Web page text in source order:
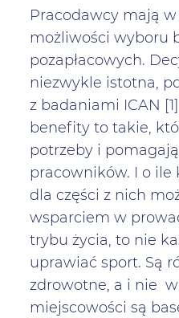
Pracodawcy mają
możliwości wyboru
pozapłacowych.
niezwykle istotna,
z badaniami ICAN
benefity to takie,
potrzeby i
pracowników. I o ile
dla części z nich
wsparciem w
trybu życia, to nie
uprawiać sport. Są
zdrowotne, a i nie
miejscowości są